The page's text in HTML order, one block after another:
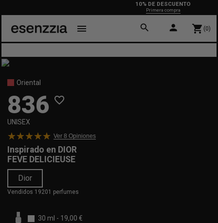
10% DE DESCUENTO
Primera compra
menu search person shopping_cart (0)
Oriental
836 favorite_border
UNISEX
Ver 8 Opiniones
Inspirado en DIOR
FEVE DELICIEUSE
Dior
Vendidos 19201 perfumes
30 ml - 19,00 €